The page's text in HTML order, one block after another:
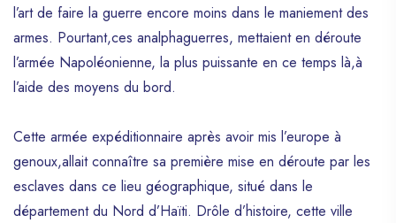
l’art de faire la guerre encore moins dans le maniement des
armes. Pourtant,ces analphaguerres, mettaient en déroute
l’armée Napoléonienne, la plus puissante en ce temps là,à
l’aide des moyens du bord.
Cette armée expéditionnaire après avoir mis l’europe à
genoux,allait connaître sa première mise en déroute par les
esclaves dans ce lieu géographique, situé dans le
département du Nord d’Haïti. Drôle d’histoire, cette ville